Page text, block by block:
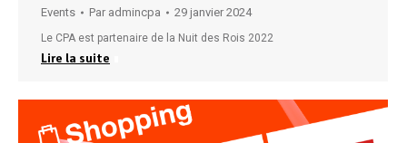
Events Par admincpa 29 janvier 2024
Le CPA est partenaire de la Nuit des Rois 2022
Lire la suite